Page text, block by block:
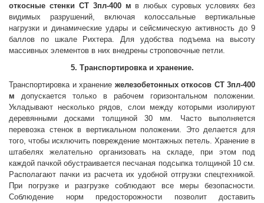
откосные стенки СТ 3пл-400 м в любых суровых условиях без
видимых разрушений, включая колоссальные вертикальные
нагрузки и динамические удары и сейсмическую активность до 9
баллов по шкале Рихтера. Для удобства подъема на высоту
массивных элементов в них внедрены строповочные петли.
5. Транспортировка и хранение.
Транспортировка и хранение железобетонных откосов СТ 3пл-400
м допускается только в рабочем горизонтальном положении.
Укладывают несколько рядов, слои между которыми изолируют
деревянными досками толщиной 30 мм. Часто выполняется
перевозка стенок в вертикальном положении. Это делается для
того, чтобы исключить повреждение монтажных петель. Хранение в
штабелях желательно организовать на складе, при этом под
каждой пачкой обустраивается песчаная подсыпка толщиной 10 см.
Располагают пачки из расчета их удобной отгрузки спецтехникой.
При погрузке и разгрузке соблюдают все меры безопасности.
Соблюдение норм предосторожности позволит доставить